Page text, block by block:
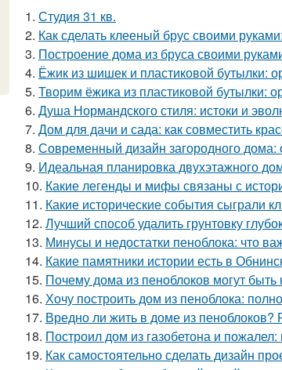
1. Студия 31 кв.
2. Как сделать клееный брус своими
3. Построение дома из бруса своими
4. Ёжик из шишек и пластиковой бутылки:
5. Творим ёжика из пластиковой бутылки:
6. Душа Нормандского стиля: истоки и
7. Дом для дачи и сада: как совместить
8. Современный дизайн загородного
9. Идеальная планировка двухэтажного
10. Какие легенды и мифы связаны с
11. Какие исторические события сыграли
12. Лучший способ удалить грунтовку
13. Минусы и недостатки пеноблока: что
14. Какие памятники истории есть в
15. Почему дома из пеноблоков могут
16. Хочу построить дом из пеноблока:
17. Вредно ли жить в доме из
18. Построил дом из газобетона и
19. Как самостоятельно сделать дизайн